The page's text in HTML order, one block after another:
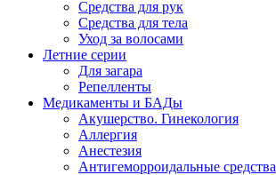
Средства для рук
Средства для тела
Уход за волосами
Летние серии
Для загара
Репелленты
Медикаменты и БАДы
Акушерство. Гинекология
Аллергия
Анестезия
Антигеморроидальные средства